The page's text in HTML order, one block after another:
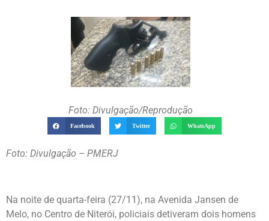
Foto: Divulgação/Reprodução
Facebook Twitter WhatsApp
Foto: Divulgação – PMERJ
Na noite de quarta-feira (27/11), na Avenida Jansen de
Melo, no Centro de Niterói, policiais detiveram dois homens